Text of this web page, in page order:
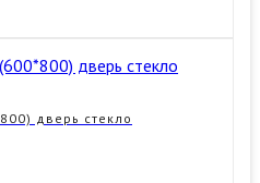
дверь стекло